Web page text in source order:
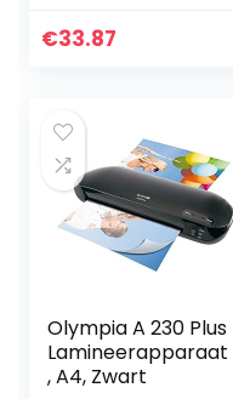
€33.87
Olympia A 230 Plus
Lamineerapparaat
, A4, Zwart